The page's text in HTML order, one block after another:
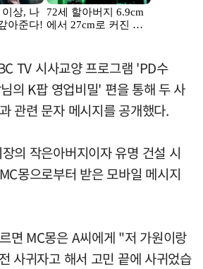
TV 시사교양 프로그램 'PD수
의 K팝 영업비밀' 편을 통해 두 사
관련 문자 메시지를 공개했다.
의 작은아버지이자 유명 건설 시
몽으로부터 받은 모바일 메시지
면 MC몽은 A씨에게 "저 가원이랑
사귀자고 해서 고민 끝에 사귀었습